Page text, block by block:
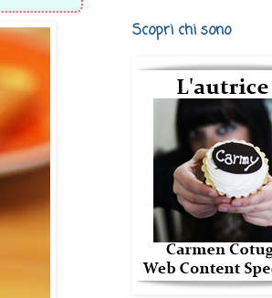
Scopri chi sono